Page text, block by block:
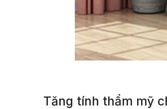
Tăng tính thẩm mỹ